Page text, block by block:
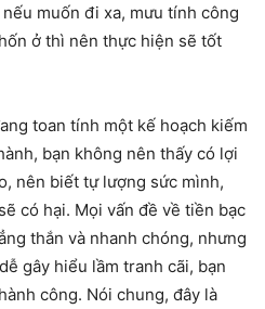
muốn đi xa, mưu tính công
ở thì nên thực hiện sẽ tốt
toan tính một kế hoạch kiếm
bạn không nên thấy có lợi
nên biết tự lượng sức mình,
có hại. Mọi vấn đề về tiền bạc
thắn và nhanh chóng, nhưng
gây hiểu lầm tranh cãi, bạn
công. Nói chung, đây là